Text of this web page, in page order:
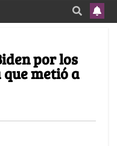
por los
metió a